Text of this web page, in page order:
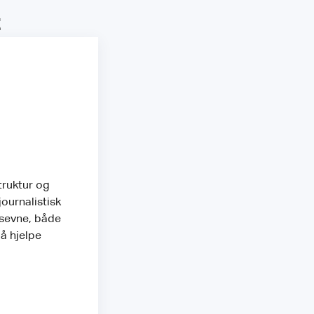
og
både
hjelpe